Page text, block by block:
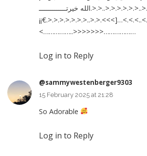
<……………..>>>>>>>………………
Log in to Reply
@sammywestenberger9303
15 February 2025 at 21:28
So Adorable
Log in to Reply